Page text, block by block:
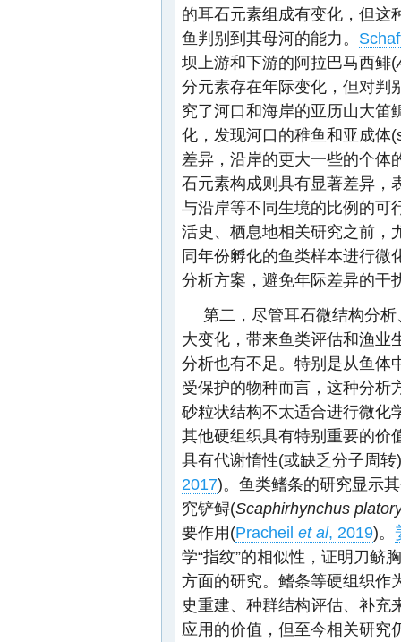
的耳石元素组成有变化，但这
鱼判别到其母河的能力。
坝上游和下游的阿拉巴马西鲱(
分元素存在年际变化，但对判
究了河口和海岸的亚历山大笛
化，发现河口的稚鱼和亚成体
差异，沿岸的更大一些的个体
石元素构成则具有显著差异，
与沿岸等不同生境的比例的可
活史、栖息地相关研究之前，
同年份孵化的鱼类样本进行微
分析方案，避免年际差异的干
第二，尽管耳石微结构分
大变化，带来鱼类评估和渔业
分析也有不足。特别是从鱼体
受保护的物种而言，这种分析
砂粒状结构不太适合进行微化
其他硬组织具有特别重要的价
具有代谢惰性(或缺乏分子周
2017)。鱼类鳍条的研究显示
究铲鲟(Scaphirhynchus
要作用(Pracheil et al, 2019)。
学“指纹”的相似性，证明刀鲚
方面的研究。鳍条等硬组织作
史重建、种群结构评估、补充
应用的价值，但至今相关研究